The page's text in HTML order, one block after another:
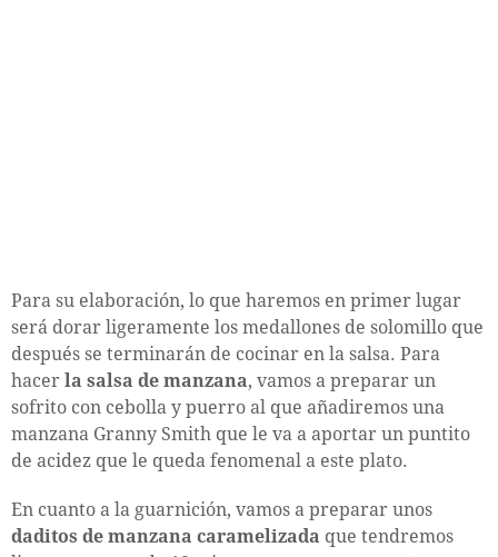
Para su elaboración, lo que haremos en primer lugar
será dorar ligeramente los medallones de solomillo que
después se terminarán de cocinar en la salsa. Para
hacer la salsa de manzana, vamos a preparar un
sofrito con cebolla y puerro al que añadiremos una
manzana Granny Smith que le va a aportar un puntito
de acidez que le queda fenomenal a este plato.
En cuanto a la guarnición, vamos a preparar unos
daditos de manzana caramelizada que tendremos